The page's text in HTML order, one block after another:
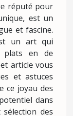
réputé pour
est un
et fascine.
un art qui
plats en de
article vous
et astuces
ce joyau des
dans
sélection des